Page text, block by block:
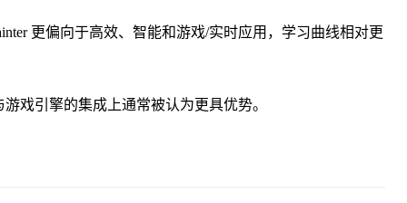
更偏向于高效、智能和游戏/实时应用，学习曲线相对更
戏引擎的集成上通常被认为更具优势。